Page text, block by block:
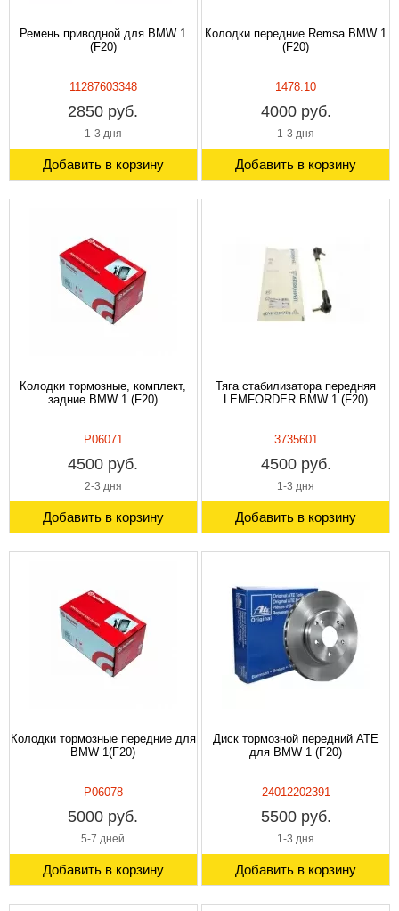
Ремень приводной для BMW 1
(F20)
11287603348
2850 руб.
1-3 дня
Добавить в корзину
Колодки передние Remsa BMW 1
(F20)
1478.10
4000 руб.
1-3 дня
Добавить в корзину
Колодки тормозные, комплект,
задние BMW 1 (F20)
P06071
4500 руб.
2-3 дня
Добавить в корзину
Тяга стабилизатора передняя
LEMFORDER BMW 1 (F20)
3735601
4500 руб.
1-3 дня
Добавить в корзину
Колодки тормозные передние для
BMW 1(F20)
P06078
5000 руб.
5-7 дней
Добавить в корзину
Диск тормозной передний ATE
для BMW 1 (F20)
24012202391
5500 руб.
1-3 дня
Добавить в корзину